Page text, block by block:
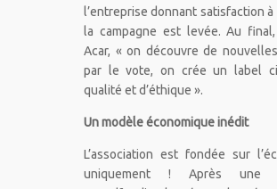
l’entreprise donnant satisfaction
la campagne est levée. Au
Acar, « on découvre de
par le vote, on crée un label
qualité et d’éthique ».
Un modèle économique inédit
L’association est fondée sur
uniquement ! Après une